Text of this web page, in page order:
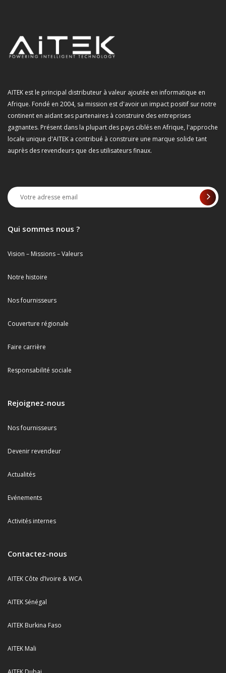
AITEK est le principal distributeur à valeur ajoutée en informatique en
Afrique. Fondé en 2004, sa mission est d'avoir un impact positif sur notre
continent en aidant ses partenaires à construire des entreprises
gagnantes. Présent dans la plupart des pays ciblés en Afrique, l'approche
locale unique d'AITEK a contribué à construire une marque solide tant
auprès des revendeurs que des utilisateurs finaux.
Qui sommes nous ?
Vision – Missions – Valeurs
Notre histoire
Nos fournisseurs
Couverture régionale
Faire carrière
Responsabilité sociale
Rejoignez-nous
Nos fournisseurs
Devenir revendeur
Actualités
Evénements
Activités internes
Contactez-nous
AITEK Côte d’Ivoire & WCA
AITEK Sénégal
AITEK Burkina Faso
AITEK Mali